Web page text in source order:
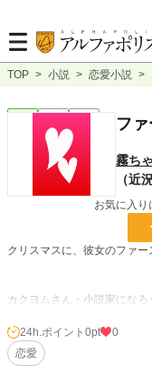
TOP > 小説 > 恋愛小説 >
完結 短編 フ
霧ち
（近
お気に入り
クリスマスに、彼女のファー
カクヨムさん・小説家になろ
小説 228,619 位 /
24h.ポイント 0pt
0
恋愛